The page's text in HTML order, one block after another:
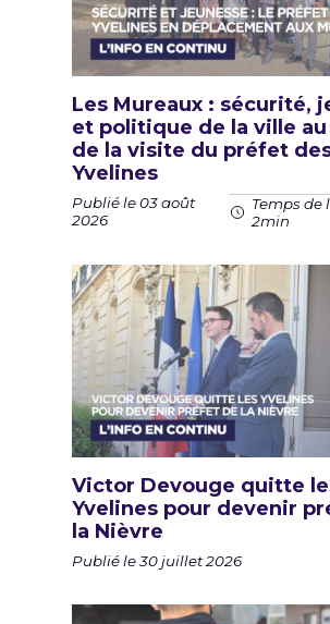
Les Mureaux : sécurité,
et politique de la ville
de la visite du préfet
Yvelines
Publié le 03 août
2026
Temps de
2min
Victor Devouge quitte
Yvelines pour devenir
la Nièvre
Publié le 30 juillet 2026